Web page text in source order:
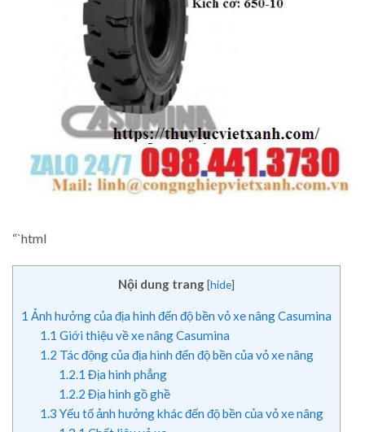
“`html
Nội dung trang[hide]
1 Ảnh hưởng của địa hình đến độ bền vỏ xe nâng Casumina
1.1 Giới thiệu về xe nâng Casumina
1.2 Tác động của địa hình đến độ bền của vỏ xe nâng
1.2.1 Địa hình phẳng
1.2.2 Địa hình gồ ghề
1.3 Yếu tố ảnh hưởng khác đến độ bền của vỏ xe nâng